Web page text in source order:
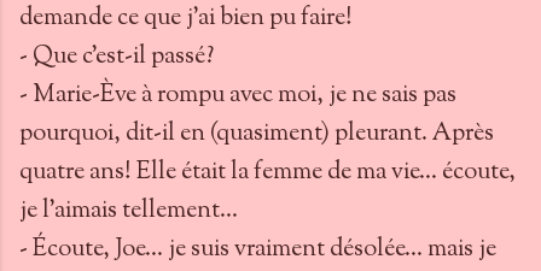
demande ce que j'ai bien pu faire!
- Que c'est-il passé?
- Marie-Ève à rompu avec moi, je ne sais pas
pourquoi, dit-il en (quasiment) pleurant. Après
quatre ans! Elle était la femme de ma vie... écoute,
je l'aimais tellement...
- Écoute, Joe... je suis vraiment désolée... mais je